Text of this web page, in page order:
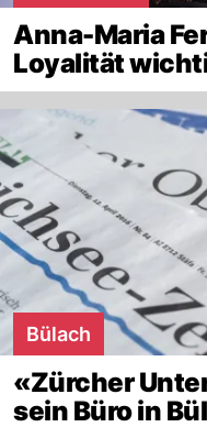
Anna-Maria
Loyalität
Bülach
«Zürcher
sein Büro in